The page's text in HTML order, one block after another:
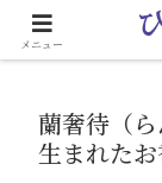
蘭奢待（
生まれた
メニュー